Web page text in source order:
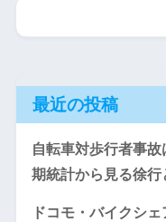
最近の投稿
自転車対歩行者事
期統計から見る徐行
ドコモ・バイクシ